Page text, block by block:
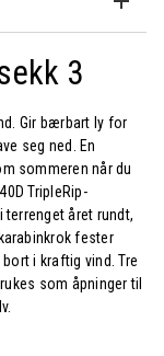
3
Gir bærbart ly for
seg ned. En
sommeren når du
TripleRip-
terrenget året rundt,
fester
i kraftig vind. Tre
som åpninger til